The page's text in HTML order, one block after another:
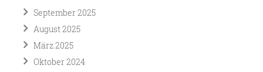
September 2025
August 2025
März 2025
Oktober 2024